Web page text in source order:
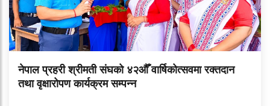
नेपाल प्रहरी श्रीमती संघको ४२औँ वार्षिकोत्सवमा रक्तदान
तथा वृक्षारोपण कार्यक्रम सम्पन्न